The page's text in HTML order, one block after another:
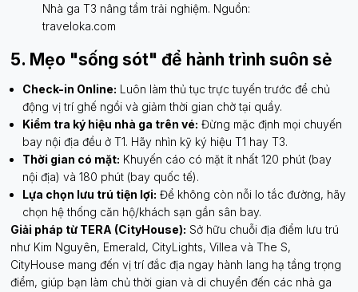
Nhà ga T3 nâng tầm trải nghiệm. Nguồn:
traveloka.com
5. Mẹo "sống sót" để hành trình suôn sẻ
Check-in Online: Luôn làm thủ tục trực tuyến trước để chủ
động vị trí ghế ngồi và giảm thời gian chờ tại quầy.
Kiểm tra ký hiệu nhà ga trên vé: Đừng mặc định mọi chuyến
bay nội địa đều ở T1. Hãy nhìn kỹ ký hiệu T1 hay T3.
Thời gian có mặt: Khuyến cáo có mặt ít nhất 120 phút (bay
nội địa) và 180 phút (bay quốc tế).
Lựa chọn lưu trú tiện lợi: Để không còn nỗi lo tắc đường, hãy
chọn hệ thống căn hộ/khách sạn gần sân bay.
Giải pháp từ TERA (CityHouse): Sở hữu chuỗi địa điểm lưu trú
như Kim Nguyên, Emerald, CityLights, Villea và The S,
CityHouse mang đến vị trí đắc địa ngay hành lang hạ tầng trọng
điểm, giúp bạn làm chủ thời gian và di chuyển đến các nhà ga